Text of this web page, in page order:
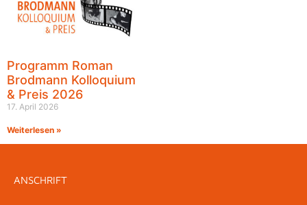
Programm Roman
Brodmann Kolloquium
& Preis 2026
17. April 2026
Weiterlesen »
ANSCHRIFT